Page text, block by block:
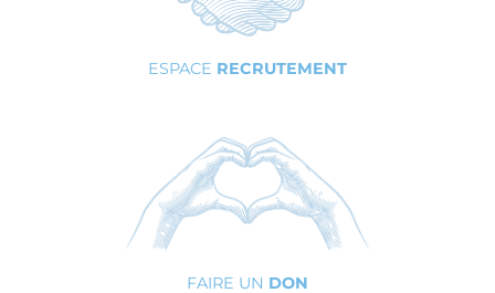
ESPACE RECRUTEMENT
FAIRE UN DON